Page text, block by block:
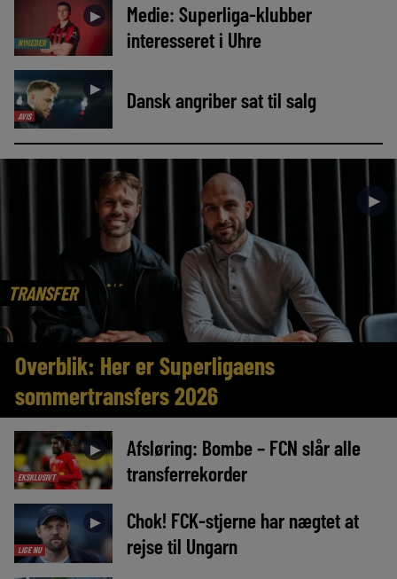
NYHEDER
►
Medie: Superliga-klubber
interesseret i Uhre
AVIS
► Dansk angriber sat til salg
TRANSFER
►
Overblik: Her er Superligaens
sommertransfers 2026
EKSKLUSIVT
►
Afsløring: Bombe – FCN slår alle
transferrekorder
LIGE NU
►
Chok! FCK-stjerne har nægtet at
rejse til Ungarn